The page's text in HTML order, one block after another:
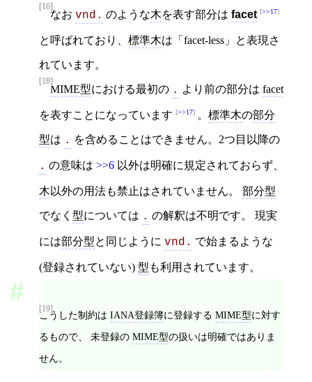
[16]
なお vnd. のような木を表す部分は facet >>17
と呼ばれており、 標準木は「facet-less」と表現さ
れています。
[18]
MIME型における最初の . より前の部分は facet
を表すことになっています >>17 。 標準木の部分
型は . を含めることはできません。2つ目以降の
. の意味は >>6 以外は明確に規定されておらず、
木 以外の用法も禁止はされていません。 部分型
でなく 型については . の解釈は不明です。 現実
には部分型と同じように vnd. で始まるような
(登録されていない) 型 も利用されています。
[19]
こうした制約は IANA登録簿に登録する MIME型に対す
るもので、 未登録の MIME型の扱いは明確ではありま
せん。